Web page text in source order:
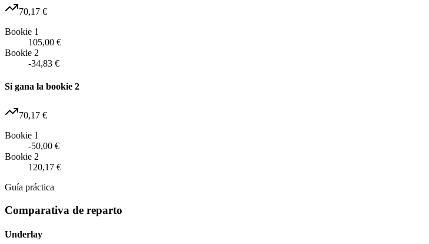
70,17 €
Bookie 1
105,00 €
Bookie 2
-34,83 €
Si gana la bookie 2
70,17 €
Bookie 1
-50,00 €
Bookie 2
120,17 €
Guía práctica
Comparativa de reparto
Underlay